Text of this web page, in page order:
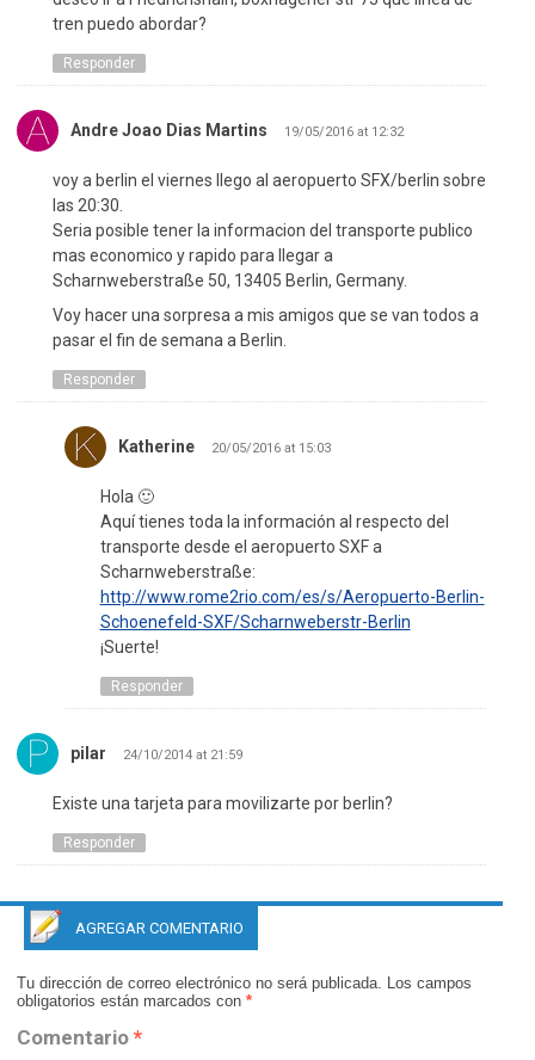
tren puedo abordar?
Responder
Andre Joao Dias Martins 19/05/2016 at 12:32
voy a berlin el viernes llego al aeropuerto SFX/berlin sobre
las 20:30.
Seria posible tener la informacion del transporte publico
mas economico y rapido para llegar a
Scharnweberstraße 50, 13405 Berlin, Germany.
Voy hacer una sorpresa a mis amigos que se van todos a
pasar el fin de semana a Berlin.
Responder
Katherine 20/05/2016 at 15:03
Hola 🙂
Aquí tienes toda la información al respecto del
transporte desde el aeropuerto SXF a
Scharnweberstraße:
http://www.rome2rio.com/es/s/Aeropuerto-Berlin-
Schoenefeld-SXF/Scharnweberstr-Berlin
¡Suerte!
Responder
pilar 24/10/2014 at 21:59
Existe una tarjeta para movilizarte por berlin?
Responder
AGREGAR COMENTARIO
Tu dirección de correo electrónico no será publicada. Los campos
obligatorios están marcados con *
Comentario *